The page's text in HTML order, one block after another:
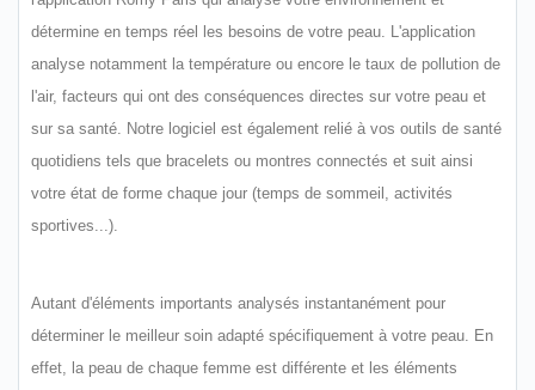
détermine en temps réel les besoins de votre peau. L'application
analyse notamment la température ou encore le taux de pollution de
l'air, facteurs qui ont des conséquences directes sur votre peau et
sur sa santé. Notre logiciel est également relié à vos outils de santé
quotidiens tels que bracelets ou montres connectés et suit ainsi
votre état de forme chaque jour (temps de sommeil, activités
sportives...).
Autant d'éléments importants analysés instantanément pour
déterminer le meilleur soin adapté spécifiquement à votre peau. En
effet, la peau de chaque femme est différente et les éléments